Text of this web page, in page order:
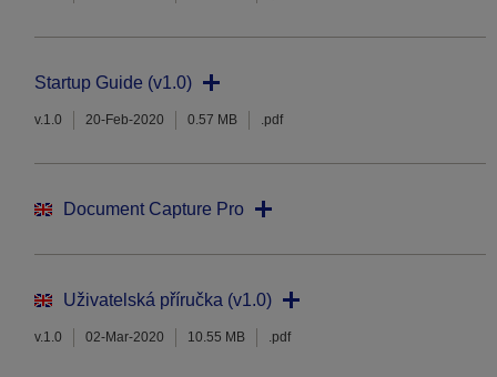
Startup Guide (v1.0)
v.1.0 20-Feb-2020 0.57 MB .pdf
Document Capture Pro
Uživatelská příručka (v1.0)
v.1.0 02-Mar-2020 10.55 MB .pdf